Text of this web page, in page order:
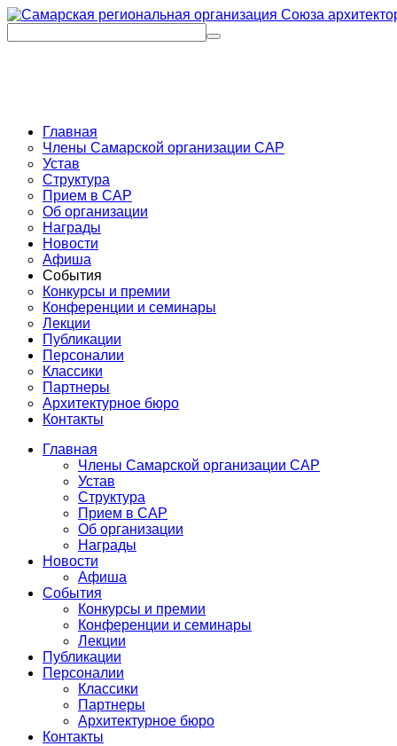
Главная
Члены Самарской организации САР
Устав
Структура
Прием в САР
Об организации
Награды
Новости
Афиша
События
Конкурсы и премии
Конференции и семинары
Лекции
Публикации
Персоналии
Классики
Партнеры
Архитектурное бюро
Контакты
Главная
Члены Самарской организации САР
Устав
Структура
Прием в САР
Об организации
Награды
Новости
Афиша
События
Конкурсы и премии
Конференции и семинары
Лекции
Публикации
Персоналии
Классики
Партнеры
Архитектурное бюро
Контакты